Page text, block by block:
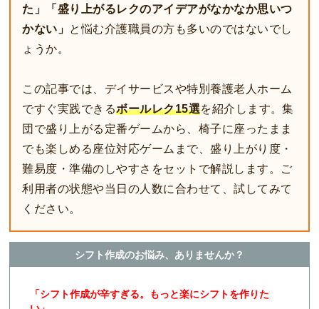
た」「盛り上がるレクのアイデアがなかなか思いつ
かない」 と悩む介護職員の方も多いのではないでし
ょうか。
この記事では、デイサービスや特別養護老人ホーム
ですぐ実践できるボールレク15選を紹介します。集
団で盛り上がる定番ゲームから、椅子に座ったまま
でも楽しめる座位対応ゲームまで、盛り上がり度・
難易度・準備のしやすさをセットで解説します。ご
利用者の状態や当日の人数に合わせて、試してみて
ください。
シフト作成のお悩み、ありませんか？
「シフト作成が辛すぎる。もっと楽にシフトを作りた